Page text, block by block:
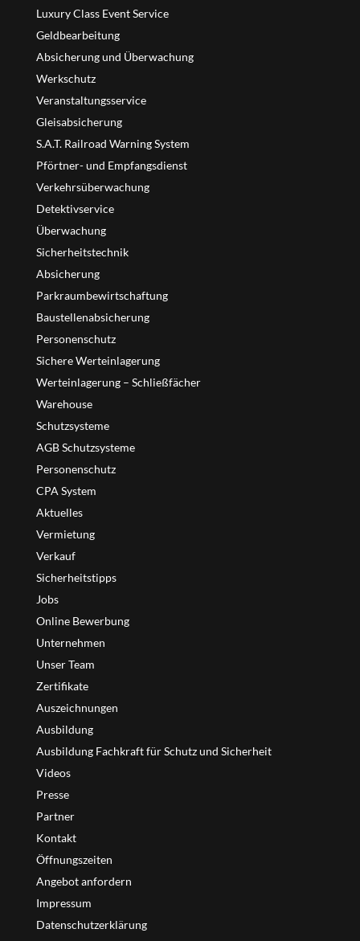
Luxury Class Event Service
Geldbearbeitung
Absicherung und Überwachung
Werkschutz
Veranstaltungsservice
Gleisabsicherung
S.A.T. Railroad Warning System
Pförtner- und Empfangsdienst
Verkehrsüberwachung
Detektivservice
Überwachung
Sicherheitstechnik
Absicherung
Parkraumbewirtschaftung
Baustellenabsicherung
Personenschutz
Sichere Werteinlagerung
Werteinlagerung – Schließfächer
Warehouse
Schutzsysteme
AGB Schutzsysteme
Personenschutz
CPA System
Aktuelles
Vermietung
Verkauf
Sicherheitstipps
Jobs
Online Bewerbung
Unternehmen
Unser Team
Zertifikate
Auszeichnungen
Ausbildung
Ausbildung Fachkraft für Schutz und Sicherheit
Videos
Presse
Partner
Kontakt
Öffnungszeiten
Angebot anfordern
Impressum
Datenschutzerklärung